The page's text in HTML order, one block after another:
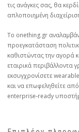
τις ανάγκες σας, θα
απλοποιημένη
Το onething.gr
προεγκατάσταση
καθιστώντας την αγορά
εταιρικά περιβάλλοντα
εκσυγχρονίσετε
και να επωφεληθείτε
enterprise‑ready